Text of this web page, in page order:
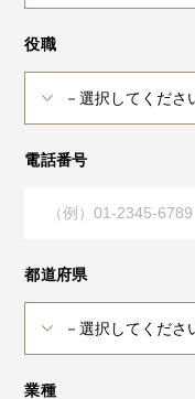
役職
電話番号
都道府県
業種